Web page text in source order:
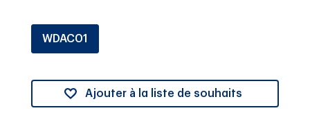
WDAC01
Ajouter à la liste de souhaits